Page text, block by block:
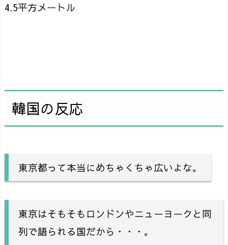
4.5平方メートル
韓国の反応
東京都って本当にめちゃくちゃ広いよな。
東京はそもそもロンドンやニューヨークと同
列で語られる国だから・・・。